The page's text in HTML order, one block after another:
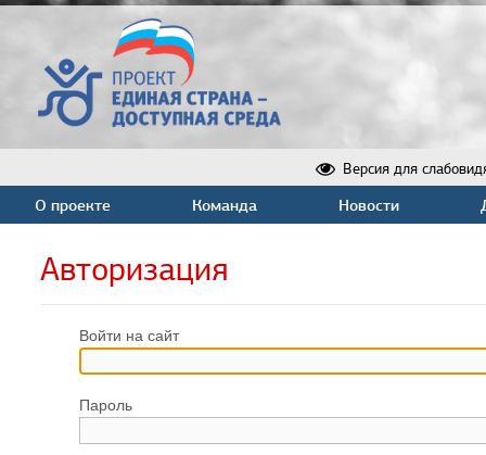
Версия для
О проекте Команда Новости
Авторизация
Войти на сайт
Пароль